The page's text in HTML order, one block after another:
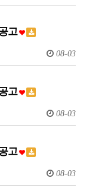
고
08-03
고
08-03
고
08-03